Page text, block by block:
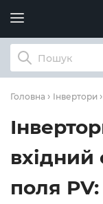
Головна Інвертори
вхідний
поля PV: